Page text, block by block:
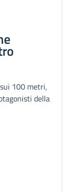
100 metri,
della